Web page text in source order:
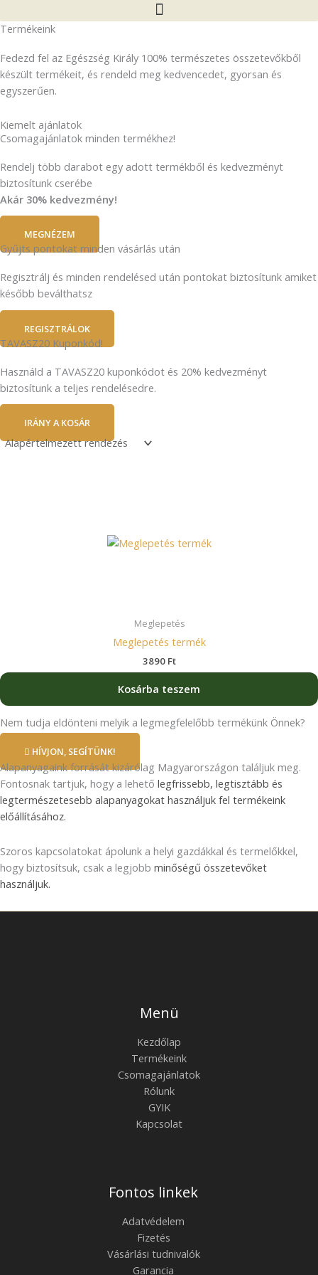
Termékeink
Fedezd fel az Egészség Király 100% természetes összetevőkből
készült termékeit, és rendeld meg kedvencedet, gyorsan és
egyszerűen.
Kiemelt ajánlatok
Csomagajánlatok minden termékhez!
Rendelj több darabot egy adott termékből és kedvezményt
biztosítunk cserébe
Akár 30% kedvezmény!
MEGNÉZEM
Gyűjts pontokat minden vásárlás után
Regisztrálj és minden rendelésed után pontokat biztosítunk amiket
később beválthatsz
REGISZTRÁLOK
TAVASZ20 Kuponkód!
Használd a TAVASZ20 kuponkódot és 20% kedvezményt
biztosítunk a teljes rendelésedre.
IRÁNY A KOSÁR
Meglepetés
Meglepetés termék
3890 Ft
Kosárba teszem
Nem tudja eldönteni melyik a legmegfelelőbb termékünk Önnek?
HÍVJON, SEGÍTÜNK!
Alapanyagaink forrását kizárólag Magyarországon találjuk meg.
Fontosnak tartjuk, hogy a lehető legfrissebb, legtisztább és
legtermészetesebb alapanyagokat használjuk fel termékeink
előállításához.
Szoros kapcsolatokat ápolunk a helyi gazdákkal és termelőkkel,
hogy biztosítsuk, csak a legjobb minőségű összetevőket
használjuk.
Menü
Kezdőlap
Termékeink
Csomagajánlatok
Rólunk
GYIK
Kapcsolat
Fontos linkek
Adatvédelem
Fizetés
Vásárlási tudnivalók
Garancia